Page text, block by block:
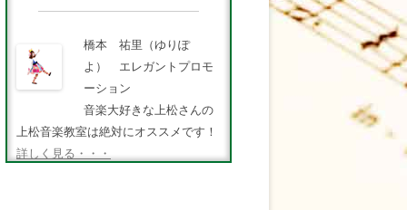
橋本 祐里（ゆりぽ
よ） エレガントプロモ
ーション
音楽大好きな上松さんの
上松音楽教室は絶対にオススメです！
詳しく見る・・・